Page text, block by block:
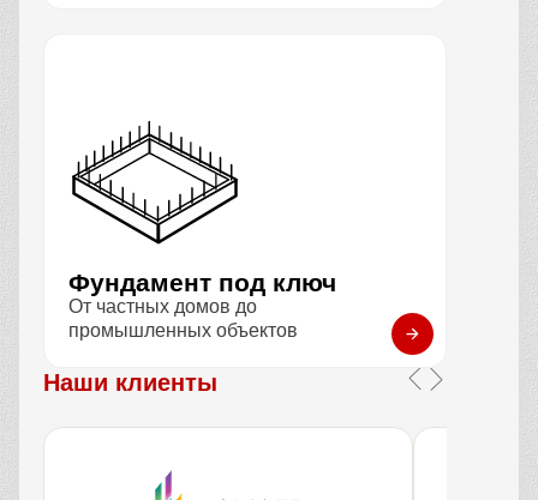
Фундамент под ключ
От частных домов до
промышленных объектов
Наши клиенты